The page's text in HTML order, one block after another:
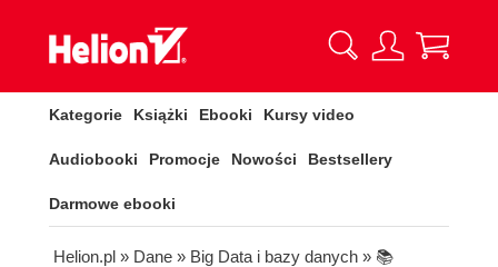
Kategorie Książki Ebooki Kursy video
Audiobooki Promocje Nowości Bestsellery
Darmowe ebooki
Helion.pl » Dane » Big Data i bazy danych » 📚